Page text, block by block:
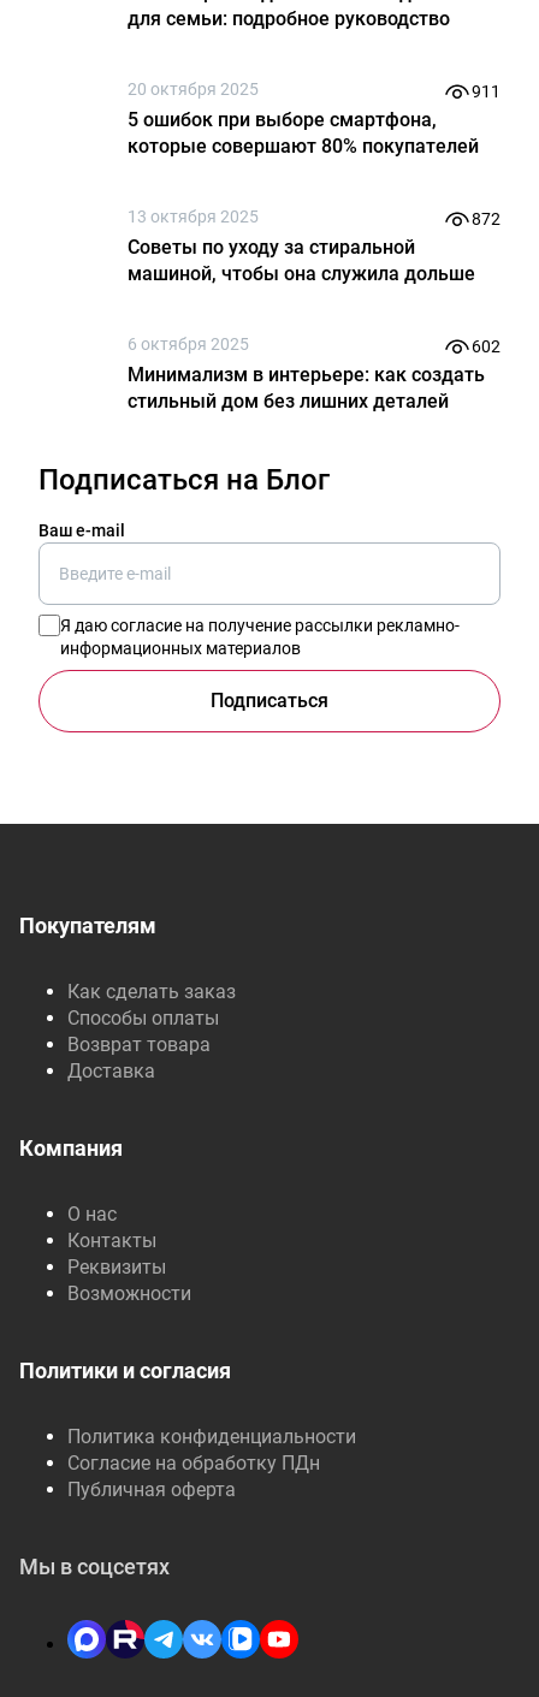
для семьи: подробное руководство
20 октября 2025 911
5 ошибок при выборе смартфона,
которые совершают 80% покупателей
13 октября 2025 872
Советы по уходу за стиральной
машиной, чтобы она служила дольше
6 октября 2025 602
Минимализм в интерьере: как создать
стильный дом без лишних деталей
Подписаться на Блог
Ваш e-mail
Я даюсогласие на получение рассылки рекламно-
информационных материалов
Подписаться
Покупателям
Как сделать заказ
Способы оплаты
Возврат товара
Доставка
Компания
О нас
Контакты
Реквизиты
Возможности
Политики и согласия
Политика конфиденциальности
Согласие на обработку ПДн
Публичная оферта
Мы в соцсетях